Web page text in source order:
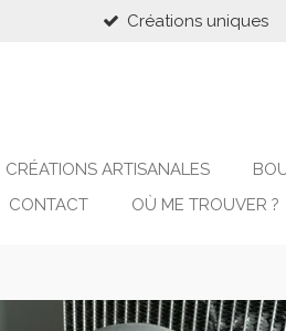
Créations uniques
ARTISANALES
CONTACT OÙ ME TROUVER ?